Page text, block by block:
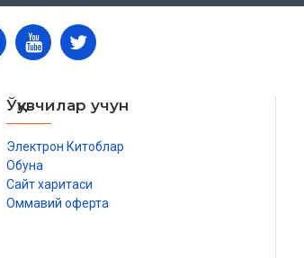
Ўқувчилар учун
Электрон Китоблар
Обуна
Сайт харитаси
Оммавий оферта